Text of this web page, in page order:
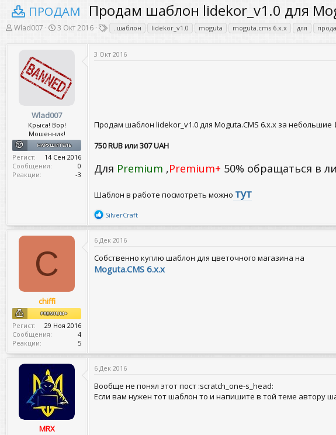
ПРОДАМ Продам шаблон lidekor_v1.0 для
А
т
Wlad007
Д
т
а
ч
а
л
а
3 Окт 2016
Т
е
г
и
. шаблон lidekor_v1.0 moguta moguta.cms 6.x.x для
Wlad007
Крыса! Вор!
Мошенник!
НАРУШИТЕЛЬ
Регист
14 Сен 2016
Сообщения
0
Реакции
-3
3 Окт 2016
Продам шаблон lidekor_v1.0 для Moguta.CMS 6.x.x за небольшие
750RUBили307 UAH
Для Premium ,Premium+ 50% обращаться в
Шаблон в работе посмотреть можно тут
Р
а
к
и
и
:
SilverCraft
C
chiffi
PREMIUM+
Регист
29 Ноя 2016
Сообщения
4
Реакции
5
6 Дек 2016
Собственно куплю шаблон для цветочного магазина на
Moguta.CMS 6.x.x
MRX
6 Дек 2016
Вообще не понял этот пост :scratch_one-s_head:
Если вам нужен тот шаблон то и напишите в той теме автору